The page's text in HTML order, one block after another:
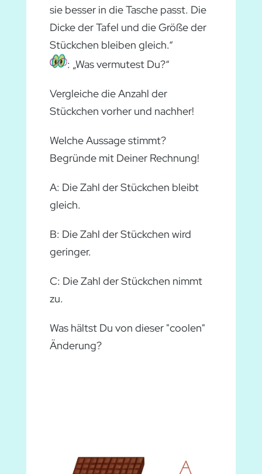
sie besser in die Tasche passt. Die
Dicke der Tafel und die Größe der
Stückchen bleiben gleich.“
: „Was vermutest Du?“
Vergleiche die Anzahl der
Stückchen vorher und nachher!
Welche Aussage stimmt?
Begründe mit Deiner Rechnung!
A: Die Zahl der Stückchen bleibt
gleich.
B: Die Zahl der Stückchen wird
geringer.
C: Die Zahl der Stückchen nimmt
zu.
Was hältst Du von dieser "coolen"
Änderung?